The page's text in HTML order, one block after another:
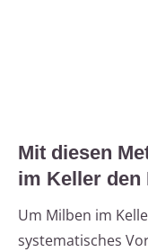
Mit diesen
im Keller den
Um Milben im
systematisches